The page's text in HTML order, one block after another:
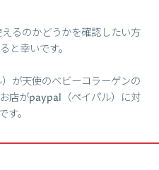
るのかどうかを確認したい方
と幸いです。
が天使のベビーコラーゲンの
店がpaypal（ペイパル）に対
。